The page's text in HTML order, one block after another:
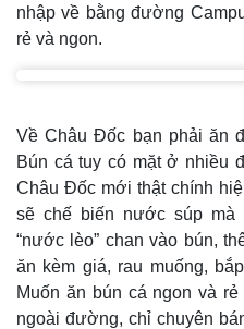
nhập về bằng đường
rẻ và ngon.
Về Châu Đốc bạn phải ăn
Bún cá tuy có mặt ở nhiều
Châu Đốc mới thật chính
sẽ chế biến nước súp
“nước lèo” chan vào bún,
ăn kèm giá, rau muống,
Muốn ăn bún cá ngon và
ngoài đường, chỉ chuyên